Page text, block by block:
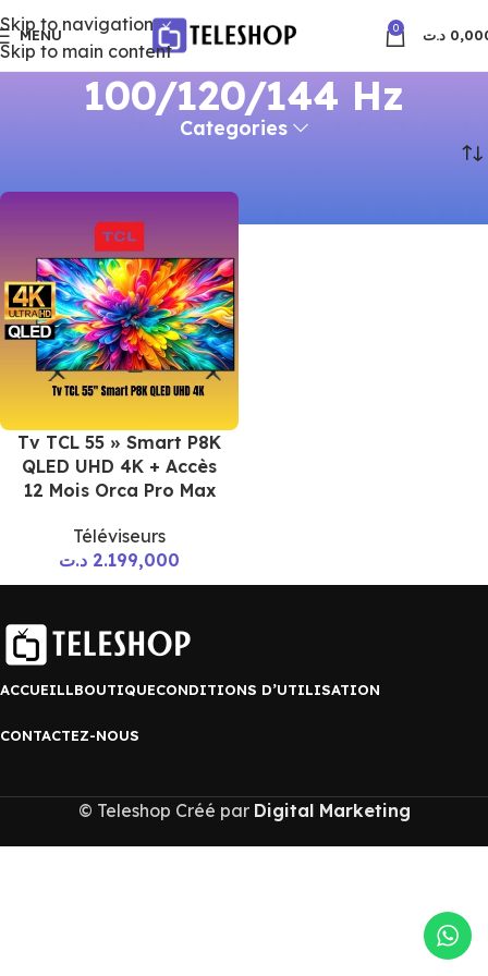
Skip to navigation
Skip to main content
MENU 0 د.ت
100/120/144 Hz
Categories
Tv TCL 55 » Smart P8K
QLED UHD 4K + Accès
12 Mois Orca Pro Max
Téléviseurs
2.199,000 د.ت
ACCUEILLBOUTIQUECONDITIONS D’UTILISATION
CONTACTEZ-NOUS
© Teleshop Créé par Digital Marketing